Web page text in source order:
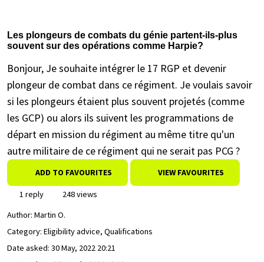
Les plongeurs de combats du génie partent-ils-plus
souvent sur des opérations comme Harpie?
Bonjour, Je souhaite intégrer le 17 RGP et devenir
plongeur de combat dans ce régiment. Je voulais savoir
si les plongeurs étaient plus souvent projetés (comme
les GCP) ou alors ils suivent les programmations de
départ en mission du régiment au même titre qu'un
autre militaire de ce régiment qui ne serait pas PCG ?
ADD TO FAVOURITES VIEW FAVOURITES
1 reply
248 views
Author: Martin O.
Category: Eligibility advice, Qualifications
Date asked: 30 May, 2022 20:21